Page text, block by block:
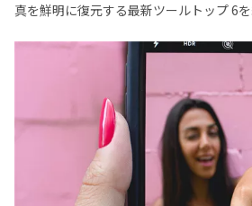
真を鮮明に復元する最新ツールトップ 6を